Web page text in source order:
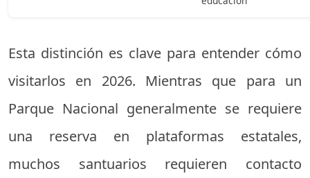
Esta distinción es clave para entender cómo
visitarlos en 2026. Mientras que para un
Parque Nacional generalmente se requiere
una reserva en plataformas estatales,
muchos santuarios requieren contacto